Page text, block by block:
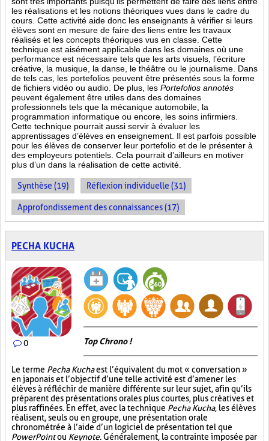
les réalisations et les notions théoriques vues dans le cadre du
cours. Cette activité aide donc les enseignants à vérifier si leurs
élèves sont en mesure de faire des liens entre les travaux
réalisés et les concepts théoriques vus en classe. Cette
technique est aisément applicable dans les domaines où une
performance est nécessaire tels que les arts visuels, l’écriture
créative, la musique, la danse, le théâtre ou le journalisme. Dans
de tels cas, les portefolios peuvent être présentés sous la forme
de fichiers vidéo ou audio. De plus, les Portefolios annotés
peuvent également être utiles dans des domaines
professionnels tels que la mécanique automobile, la
programmation informatique ou encore, les soins infirmiers.
Cette technique pourrait aussi servir à évaluer les
apprentissages d’élèves en enseignement. Il est parfois possible
pour les élèves de conserver leur portefolio et de le présenter à
des employeurs potentiels. Cela pourrait d’ailleurs en motiver
plus d’un dans la réalisation de cette activité.
Synthèse (19) Réflexion individuelle (31)
Approfondissement des connaissances (17)
PECHA KUCHA
0 Top Chrono !
Le terme Pecha Kuchaest l’équivalent du mot « conversation »
en japonais et l’objectif d’une telle activité est d’amener les
élèves à réfléchir de manière différente sur leur sujet, afin qu’ils
préparent des présentations orales plus courtes, plus créatives et
plus raffinées. En effet, avec la technique Pecha Kucha, les élèves
réalisent, seuls ou en groupe, une présentation orale
chronométrée à l’aide d’un logiciel de présentation tel que
PowerPointou Keynote. Généralement, la contrainte imposée par